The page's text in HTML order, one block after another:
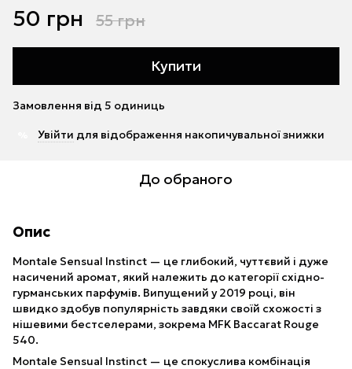
50 грн 55 грн
Купити
Замовлення від 5 одиниць
Увійти для відображення накопичувальної знижки
До обраного
Опис
Montale Sensual Instinct — це глибокий, чуттєвий і дуже
насичений аромат, який належить до категорії східно-
гурманських парфумів. Випущений у 2019 році, він
швидко здобув популярність завдяки своїй схожості з
нішевими бестселерами, зокрема MFK Baccarat Rouge
540.
Montale Sensual Instinct — це спокуслива комбінація